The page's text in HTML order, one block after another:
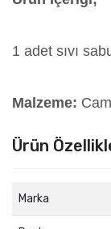
1 adet sıvı
Malzeme: Cam
Ürün
Marka